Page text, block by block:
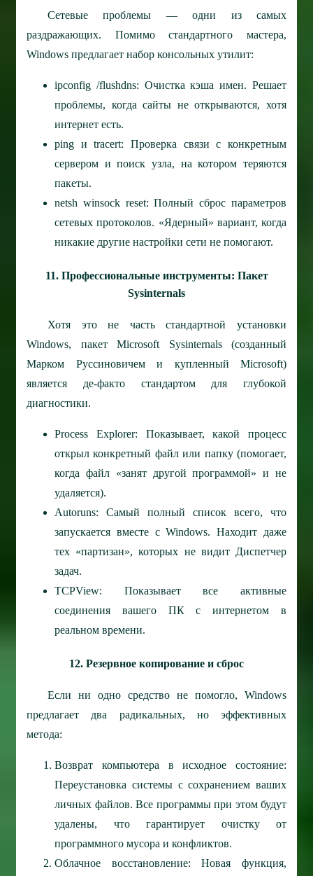
Сетевые проблемы — одни из самых
раздражающих. Помимо стандартного мастера,
Windows предлагает набор консольных утилит:
ipconfig /flushdns: Очистка кэша имен. Решает
проблемы, когда сайты не открываются, хотя
интернет есть.
ping и tracert: Проверка связи с конкретным
сервером и поиск узла, на котором теряются
пакеты.
netsh winsock reset: Полный сброс параметров
сетевых протоколов. «Ядерный» вариант, когда
никакие другие настройки сети не помогают.
11. Профессиональные инструменты: Пакет
Sysinternals
Хотя это не часть стандартной установки
Windows, пакет Microsoft Sysinternals (созданный
Марком Руссиновичем и купленный Microsoft)
является де-факто стандартом для глубокой
диагностики.
Process Explorer: Показывает, какой процесс
открыл конкретный файл или папку (помогает,
когда файл «занят другой программой» и не
удаляется).
Autoruns: Самый полный список всего, что
запускается вместе с Windows. Находит даже
тех «партизан», которых не видит Диспетчер
задач.
TCPView: Показывает все активные
соединения вашего ПК с интернетом в
реальном времени.
12. Резервное копирование и сброс
Если ни одно средство не помогло, Windows
предлагает два радикальных, но эффективных
метода:
Возврат компьютера в исходное состояние:
Переустановка системы с сохранением ваших
личных файлов. Все программы при этом будут
удалены, что гарантирует очистку от
программного мусора и конфликтов.
Облачное восстановление: Новая функция,